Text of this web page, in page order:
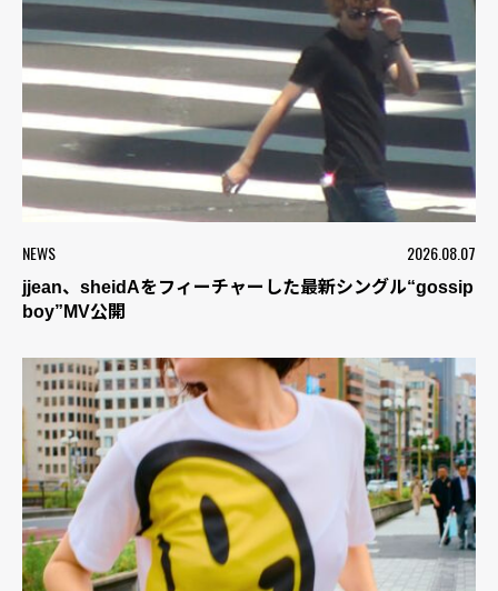
NEWS 2026.08.07
jjean、sheidAをフィーチャーした最新シングル“gossip
boy”MV公開